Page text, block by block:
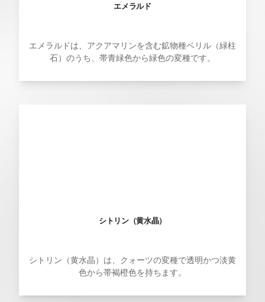
エメラルド
エメラルドは、アクアマリンを含む鉱物種ベリル（緑柱
石）のうち、帯青緑色から緑色の変種です。
シトリン（黄水晶）
シトリン（黄水晶）は、クォーツの変種で透明かつ淡黄
色から帯褐橙色を持ちます。